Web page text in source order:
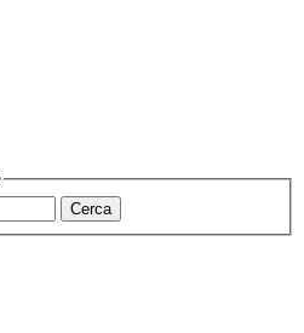
Cerca